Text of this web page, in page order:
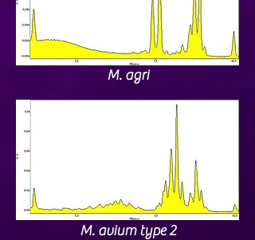
M. agri
M. avium type 2